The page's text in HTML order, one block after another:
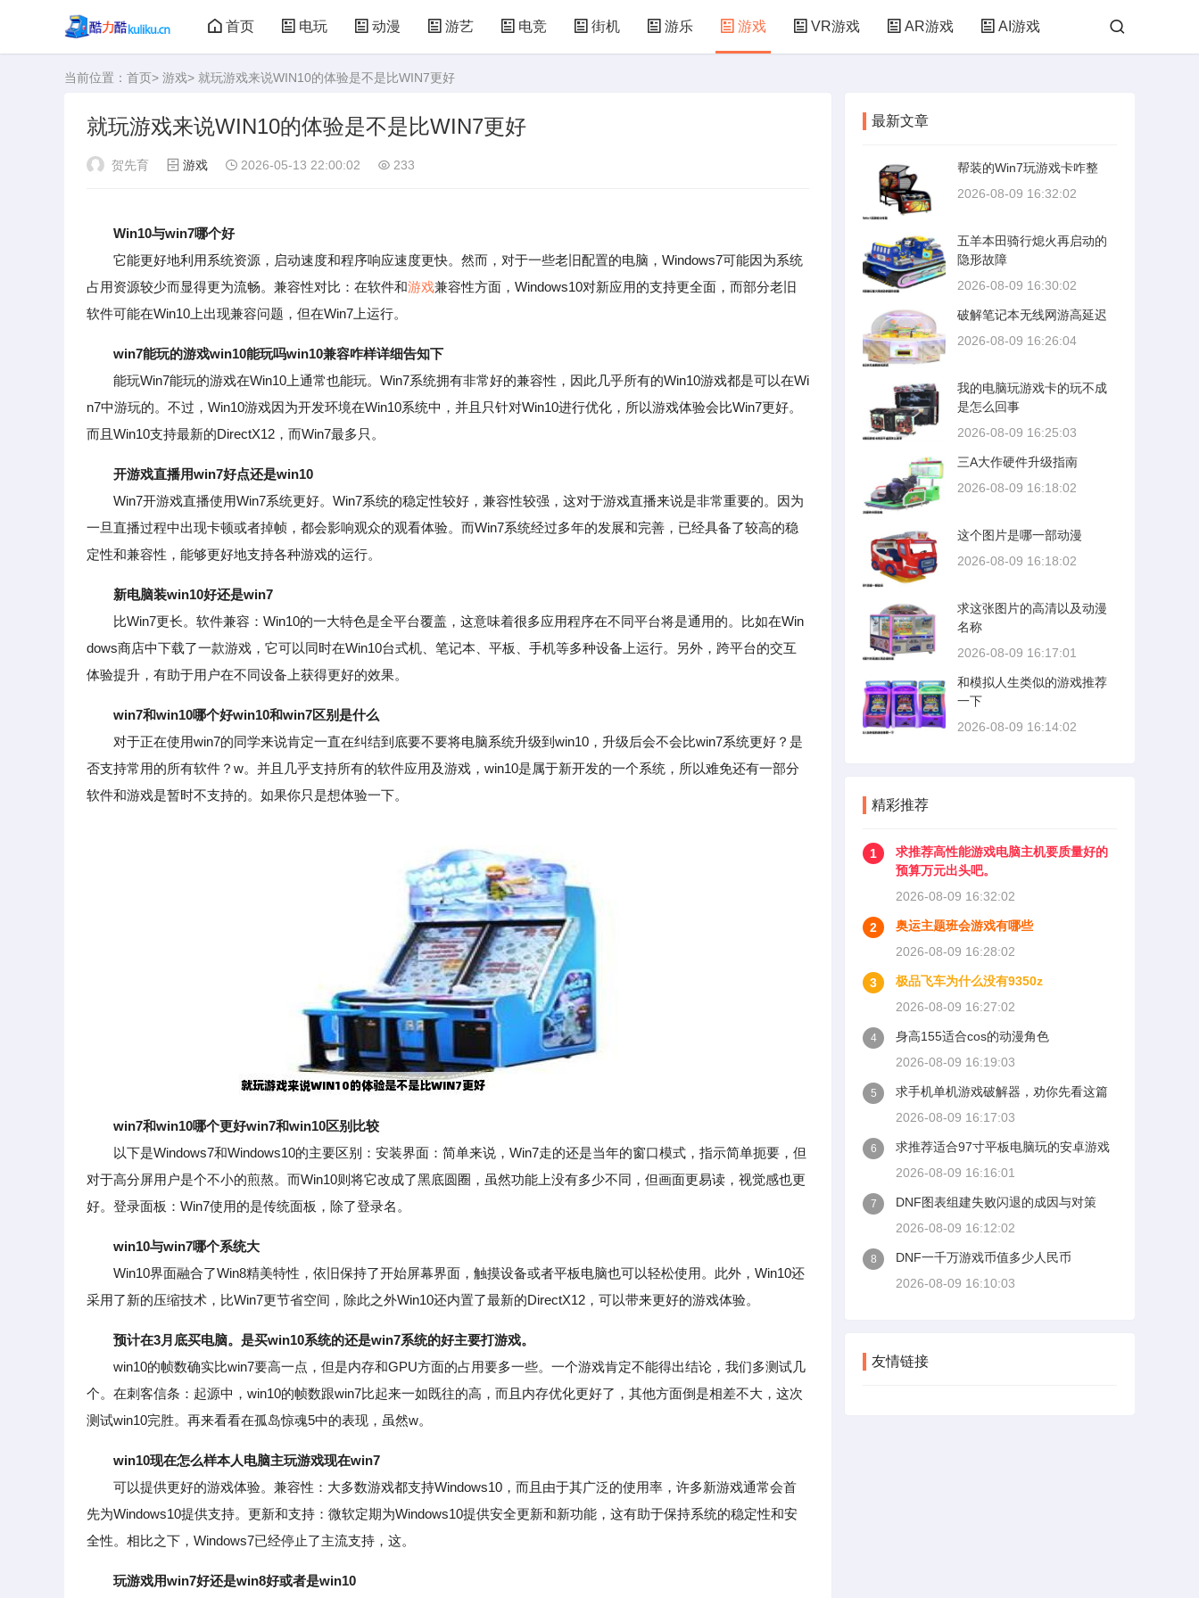
首页 电玩 动漫 游艺 电竞 街机 游乐 游戏 VR游戏 AR游戏 AI游戏
大型游戏 娃娃机 儿童游戏
当前位置： 首页> 游戏> 就玩游戏来说WIN10的体验是不是比WIN7更好
就玩游戏来说WIN10的体验是不是比WIN7更好
贺先育 游戏 2026-05-13 22:00:02 233
Win10与win7哪个好
它能更好地利用系统资源，启动速度和程序响应速度更快。然而，对于一些老旧配置的电脑，Windows7可能因为系统
占用资源较少而显得更为流畅。兼容性对比：在软件和游戏兼容性方面，Windows10对新应用的支持更全面，而部分老旧
软件可能在Win10上出现兼容问题，但在Win7上运行。
win7能玩的游戏win10能玩吗win10兼容咋样详细告知下
能玩Win7能玩的游戏在Win10上通常也能玩。Win7系统拥有非常好的兼容性，因此几乎所有的Win10游戏都是可以在Wi
n7中游玩的。不过，Win10游戏因为开发环境在Win10系统中，并且只针对Win10进行优化，所以游戏体验会比Win7更好。
而且Win10支持最新的DirectX12，而Win7最多只。
开游戏直播用win7好点还是win10
Win7开游戏直播使用Win7系统更好。Win7系统的稳定性较好，兼容性较强，这对于游戏直播来说是非常重要的。因为
一旦直播过程中出现卡顿或者掉帧，都会影响观众的观看体验。而Win7系统经过多年的发展和完善，已经具备了较高的稳
定性和兼容性，能够更好地支持各种游戏的运行。
新电脑装win10好还是win7
比Win7更长。软件兼容：Win10的一大特色是全平台覆盖，这意味着很多应用程序在不同平台将是通用的。比如在Win
dows商店中下载了一款游戏，它可以同时在Win10台式机、笔记本、平板、手机等多种设备上运行。另外，跨平台的交互
体验提升，有助于用户在不同设备上获得更好的效果。
win7和win10哪个好win10和win7区别是什么
对于正在使用win7的同学来说肯定一直在纠结到底要不要将电脑系统升级到win10，升级后会不会比win7系统更好？是
否支持常用的所有软件？w。并且几乎支持所有的软件应用及游戏，win10是属于新开发的一个系统，所以难免还有一部分
软件和游戏是暂时不支持的。如果你只是想体验一下。
win7和win10哪个更好win7和win10区别比较
以下是Windows7和Windows10的主要区别：安装界面：简单来说，Win7走的还是当年的窗口模式，指示简单扼要，但
对于高分屏用户是个不小的煎熬。而Win10则将它改成了黑底圆圈，虽然功能上没有多少不同，但画面更易读，视觉感也更
好。登录面板：Win7使用的是传统面板，除了登录名。
win10与win7哪个系统大
Win10界面融合了Win8精美特性，依旧保持了开始屏幕界面，触摸设备或者平板电脑也可以轻松使用。此外，Win10还
采用了新的压缩技术，比Win7更节省空间，除此之外Win10还内置了最新的DirectX12，可以带来更好的游戏体验。
预计在3月底买电脑。是买win10系统的还是win7系统的好主要打游戏。
win10的帧数确实比win7要高一点，但是内存和GPU方面的占用要多一些。一个游戏肯定不能得出结论，我们多测试几
个。在刺客信条：起源中，win10的帧数跟win7比起来一如既往的高，而且内存优化更好了，其他方面倒是相差不大，这次
测试win10完胜。再来看看在孤岛惊魂5中的表现，虽然w。
win10现在怎么样本人电脑主玩游戏现在win7
可以提供更好的游戏体验。兼容性：大多数游戏都支持Windows10，而且由于其广泛的使用率，许多新游戏通常会首
先为Windows10提供支持。更新和支持：微软定期为Windows10提供安全更新和新功能，这有助于保持系统的稳定性和安
全性。相比之下，Windows7已经停止了主流支持，这。
玩游戏用win7好还是win8好或者是win10
最新文章
帮装的Win7玩游戏卡咋整
2026-08-09 16:32:02
五羊本田骑行熄火再启动的
隐形故障
2026-08-09 16:30:02
破解笔记本无线网游高延迟
2026-08-09 16:26:04
我的电脑玩游戏卡的玩不成
是怎么回事
2026-08-09 16:25:03
三A大作硬件升级指南
2026-08-09 16:18:02
这个图片是哪一部动漫
2026-08-09 16:18:02
求这张图片的高清以及动漫
名称
2026-08-09 16:17:01
和模拟人生类似的游戏推荐
一下
2026-08-09 16:14:02
精彩推荐
1
求推荐高性能游戏电脑主机要质量好的
预算万元出头吧。
2026-08-09 16:32:02
2
奥运主题班会游戏有哪些
2026-08-09 16:28:02
3
极品飞车为什么没有9350z
2026-08-09 16:27:02
4
身高155适合cos的动漫角色
2026-08-09 16:19:03
5
求手机单机游戏破解器，劝你先看这篇
2026-08-09 16:17:03
6
求推荐适合97寸平板电脑玩的安卓游戏
2026-08-09 16:16:01
7
DNF图表组建失败闪退的成因与对策
2026-08-09 16:12:02
8
DNF一千万游戏币值多少人民币
2026-08-09 16:10:03
友情链接